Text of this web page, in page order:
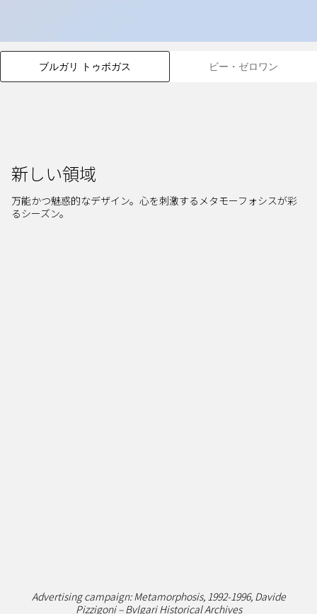
ブルガリ トゥボガス ビー・ゼロワン
新しい領域
万能かつ魅惑的なデザイン。心を刺激するメタモーフォシスが彩
るシーズン。
Advertising campaign: Metamorphosis, 1992-1996, Davide
Pizzigoni – Bvlgari Historical Archives